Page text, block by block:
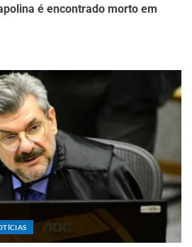
é encontrado morto em